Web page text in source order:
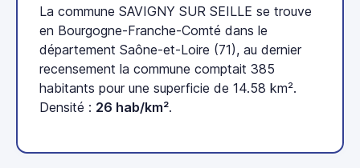
La commune SAVIGNY SUR SEILLE se trouve
en Bourgogne-Franche-Comté dans le
département Saône-et-Loire (71), au dernier
recensement la commune comptait 385
habitants pour une superficie de 14.58 km².
Densité : 26 hab/km².